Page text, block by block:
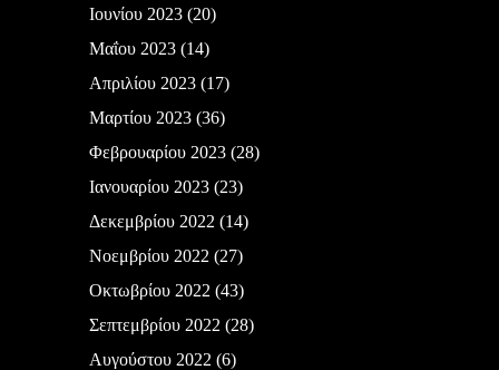
Ιουνίου 2023(20)
Μαΐου 2023(14)
Απριλίου 2023(17)
Μαρτίου 2023(36)
Φεβρουαρίου 2023(28)
Ιανουαρίου 2023(23)
Δεκεμβρίου 2022 (14)
Νοεμβρίου 2022 (27)
Οκτωβρίου 2022 (43)
Σεπτεμβρίου 2022 (28)
Αυγούστου 2022 (6)